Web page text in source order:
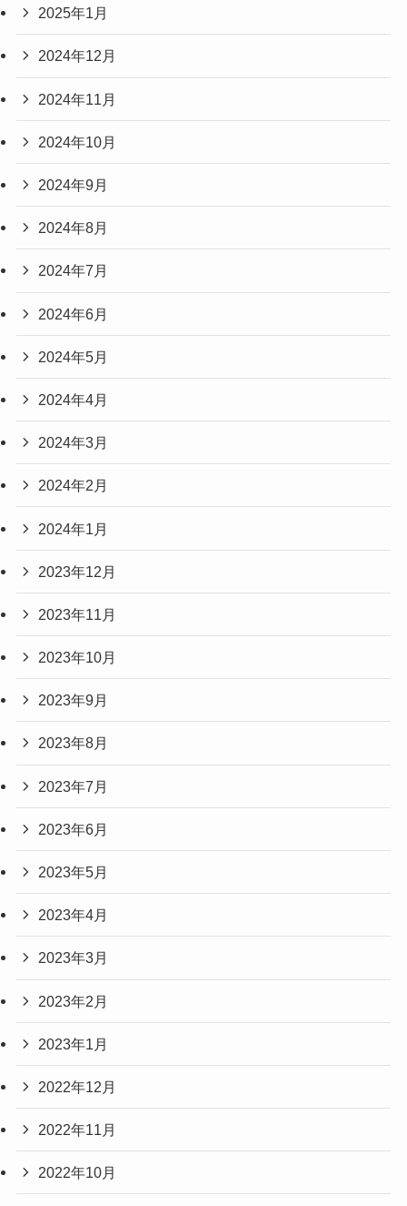
2025年1月
2024年12月
2024年11月
2024年10月
2024年9月
2024年8月
2024年7月
2024年6月
2024年5月
2024年4月
2024年3月
2024年2月
2024年1月
2023年12月
2023年11月
2023年10月
2023年9月
2023年8月
2023年7月
2023年6月
2023年5月
2023年4月
2023年3月
2023年2月
2023年1月
2022年12月
2022年11月
2022年10月